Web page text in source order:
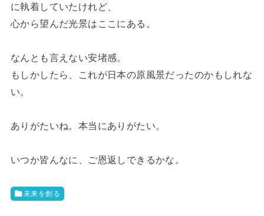
に執着していたけれど、
心から望んだ光景はここにある。
なんとも言えない安堵感。
もしかしたら、これが日本の原風景だったのかもしれな
い。
ありがたいね。本当にありがたい。
いつか皆んなに、ご恩返しできるかな。
未来を創る